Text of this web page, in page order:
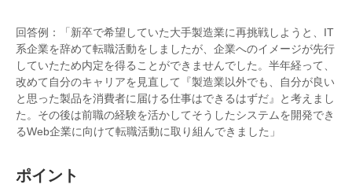
回答例：「新卒で希望していた大手製造業に再挑戦しようと、IT
系企業を辞めて転職活動をしましたが、企業へのイメージが先行
していたため内定を得ることができませんでした。半年経って、
改めて自分のキャリアを見直して『製造業以外でも、自分が良い
と思った製品を消費者に届ける仕事はできるはずだ』と考えまし
た。その後は前職の経験を活かしてそうしたシステムを開発でき
るWeb企業に向けて転職活動に取り組んできました」
ポイント